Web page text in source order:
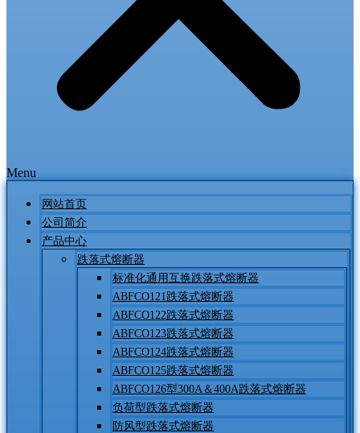
Menu
网站首页
公司简介
产品中心
跌落式熔断器
标准化通用互换跌落式熔断器
ABFCO121跌落式熔断器
ABFCO122跌落式熔断器
ABFCO123跌落式熔断器
ABFCO124跌落式熔断器
ABFCO125跌落式熔断器
ABFCO126型300A＆400A跌落式熔断器
负荷型跌落式熔断器
防风型跌落式熔断器